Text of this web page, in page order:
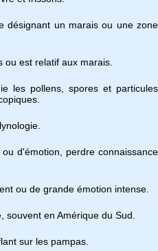
désignant un marais ou une zone
ou est relatif aux marais.
les pollens, spores et particules
d'émotion, perdre connaissance
ou de grande émotion intense.
souvent en Amérique du Sud.
sur les pampas.